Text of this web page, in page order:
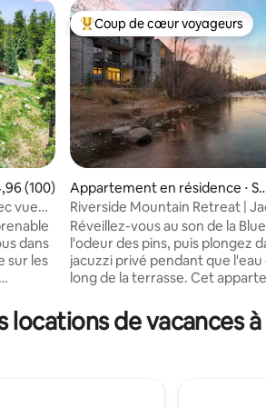
: 4,95 sur 5
moyenne sur la base de 100
(100)
vue
dans
sur les
de
arbres,
Coups de cœur voyageurs les
Coup de cœur voyageurs
Appartement en résidence ⋅ Sil
verthorne
Riverside Mountain Retreat |
privé
Réveillez-vous au son de la
l'odeur des pins, puis plongez
jacuzzi privé pendant que l'eau
long de la terrasse. Cet
juste au bord de la rivière, à
kilomètres en voiture de 6 des
magasins. C'est un Coup de
locations de vacances